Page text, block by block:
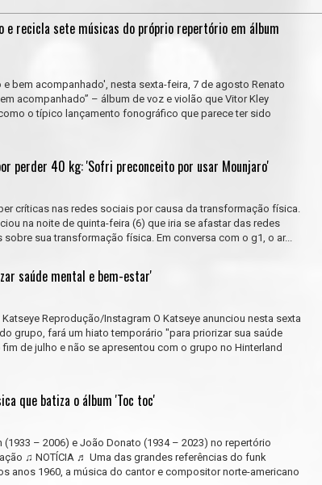
e recicla sete músicas do próprio repertório em álbum
bem acompanhado', nesta sexta-feira, 7 de agosto Renato
acompanhado” – álbum de voz e violão que Vitor Kley
o típico lançamento fonográfico que parece ter sido
perder 40 kg: 'Sofri preconceito por usar Mounjaro'
críticas nas redes sociais por causa da transformação física.
na noite de quinta-feira (6) que iria se afastar das redes
sua transformação física. Em conversa com o g1, o ar...
saúde mental e bem-estar'
Reprodução/Instagram O Katseye anunciou nesta sexta
grupo, fará um hiato temporário "para priorizar sua saúde
de julho e não se apresentou com o grupo no Hinterland
que batiza o álbum 'Toc toc'
– 2006) e João Donato (1934 – 2023) no repertório
♫ NOTÍCIA ♬ Uma das grandes referências do funk
anos 1960, a música do cantor e compositor norte-americano